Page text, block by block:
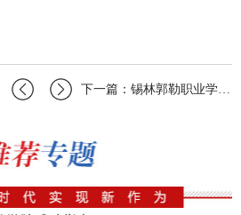
下一篇：锡林郭勒职业学院学生会举办“用实干书写新时代青春年华”主题学习会